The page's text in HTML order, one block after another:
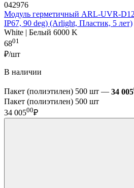
042976
Модуль герметичный ARL-UVR-
IP67, 90 deg) (Arlight, Пластик, 5 лет)
White | Белый 6000 K
6801
₽/шт
В наличии
Пакет (полиэтилен) 500 шт — 34 005
Пакет (полиэтилен) 500 шт
34 00500₽